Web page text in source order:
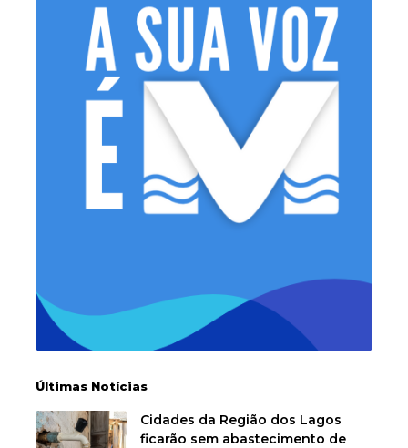
Últimas Notícias
Cidades da Região dos Lagos
ficarão sem abastecimento de